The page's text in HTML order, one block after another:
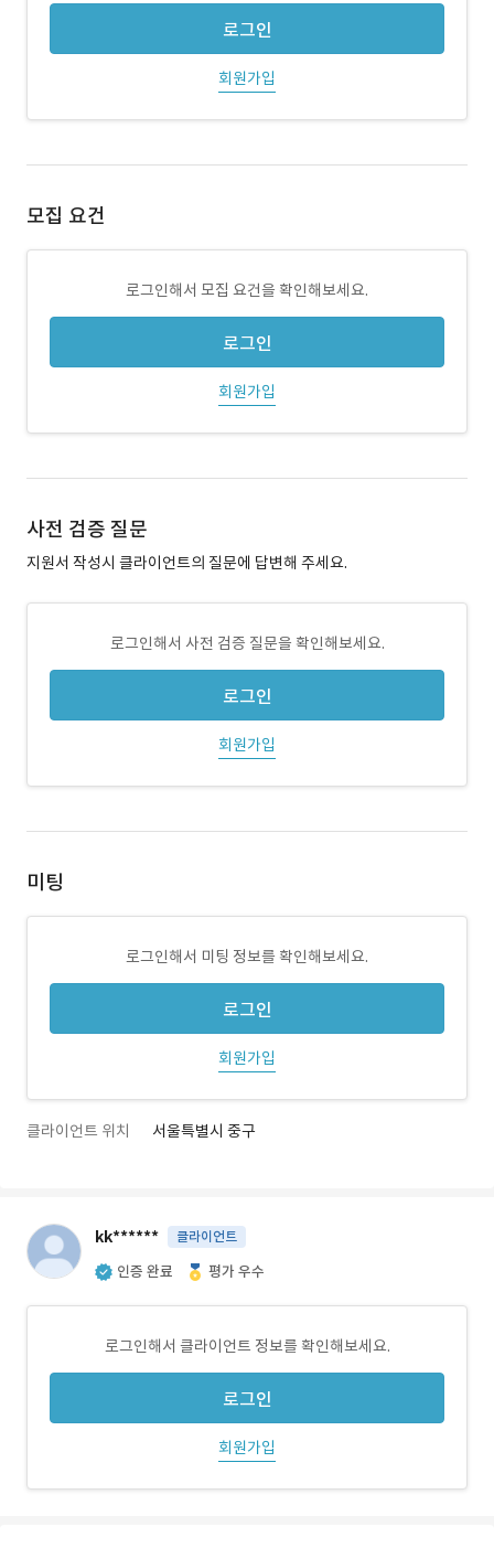
로그인
회원가입
모집 요건
로그인해서 모집 요건을 확인해보세요.
로그인
회원가입
사전 검증 질문
지원서 작성시 클라이언트의 질문에 답변해 주세요.
로그인해서 사전 검증 질문을 확인해보세요.
로그인
회원가입
미팅
로그인해서 미팅 정보를 확인해보세요.
로그인
회원가입
클라이언트 위치 서울특별시 중구
kk****** 클라이언트
인증 완료 평가 우수
로그인해서 클라이언트 정보를 확인해보세요.
로그인
회원가입